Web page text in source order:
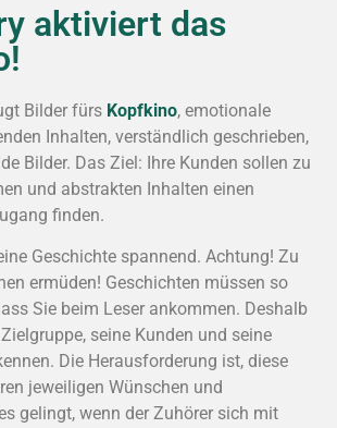
aktiviert das
Bilder fürs Kopfkino, emotionale
Inhalten, verständlich geschrieben,
Bilder. Das Ziel: Ihre Kunden sollen zu
und abstrakten Inhalten einen
finden.
Geschichte spannend. Achtung! Zu
ermüden! Geschichten müssen so
Sie beim Leser ankommen. Deshalb
seine Kunden und seine
Die Herausforderung ist, diese
jeweiligen Wünschen und
gelingt, wenn der Zuhörer sich mit